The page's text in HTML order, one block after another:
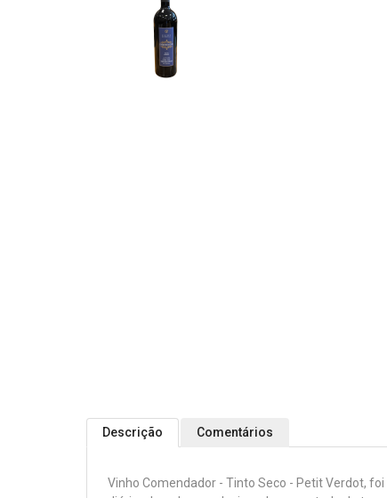
Descrição Comentários
Vinho Comendador - Tinto Seco - Petit Verdot,